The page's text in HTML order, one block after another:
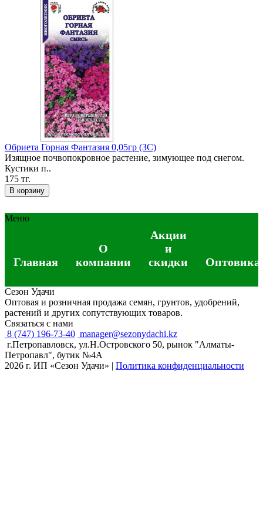
Обриета Горная Фантазия 0,05гр (ЗС)
Изящное почвопокровное растение, зимующее под снегом.
Кустики п..
175 тг.
В корзину
Меню
Главная
О
компании
Акции
и
скидки
Сезон Удачи
Оптовая и розничная продажа семян, грунтов, удобрений,
растений и других сопутствующих товаров.
Связаться с нами
8 (747) 196-73-40 manager@sezonydachi.kz
г.Петропавловск, ул.Н.Островского 50, рынок "Алматы-
Петропавл", бутик №4A
2026 г. ИП «Сезон Удачи» | Политика конфиденциальности